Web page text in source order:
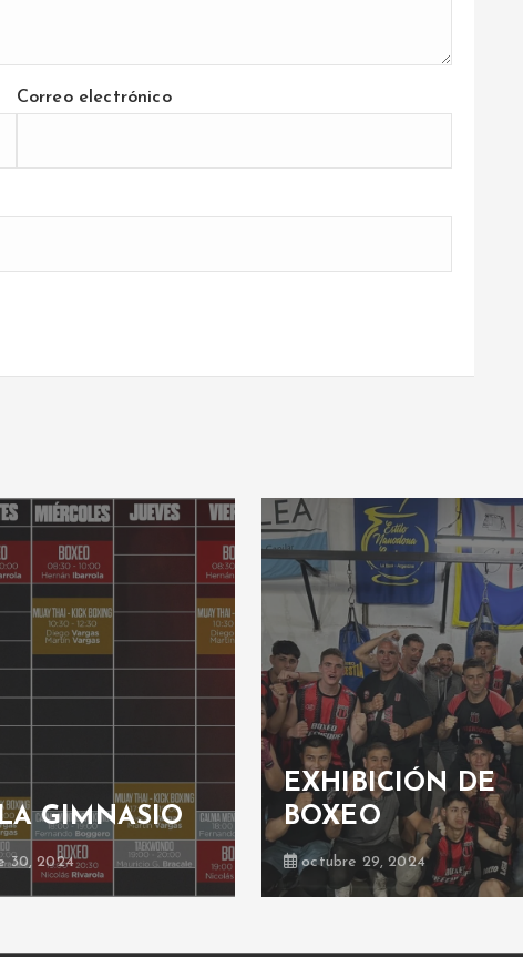
Correo electrónico
GIMNASIO
EXHIBICIÓN DE
BOXEO
octubre 29, 2024